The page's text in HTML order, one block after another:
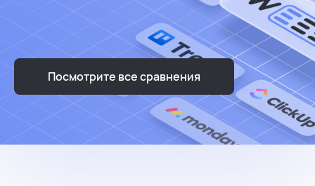
Посмотрите все сравнения